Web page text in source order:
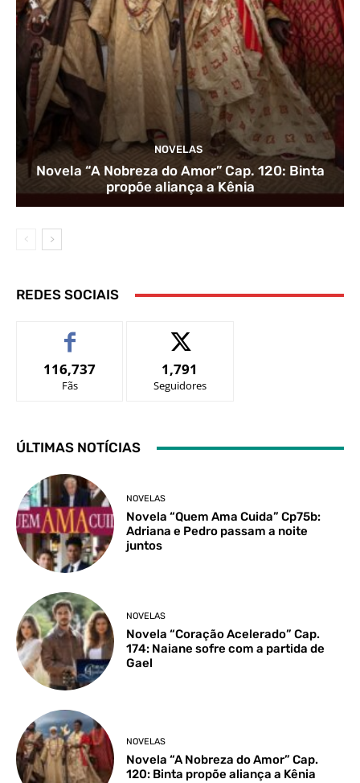
NOVELAS
Novela “A Nobreza do Amor” Cap. 120: Binta
propõe aliança a Kênia
REDES SOCIAIS
116,737
Fãs
1,791
Seguidores
ÚLTIMAS NOTÍCIAS
NOVELAS
Novela “Quem Ama Cuida” Cp75b:
Adriana e Pedro passam a noite
juntos
NOVELAS
Novela “Coração Acelerado” Cap.
174: Naiane sofre com a partida de
Gael
NOVELAS
Novela “A Nobreza do Amor” Cap.
120: Binta propõe aliança a Kênia